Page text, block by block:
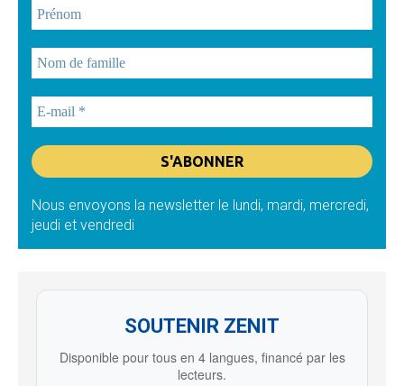
Nous envoyons la newsletter le lundi, mardi, mercredi,
jeudi et vendredi
SOUTENIR ZENIT
Disponible pour tous en 4 langues, financé par les
lecteurs.